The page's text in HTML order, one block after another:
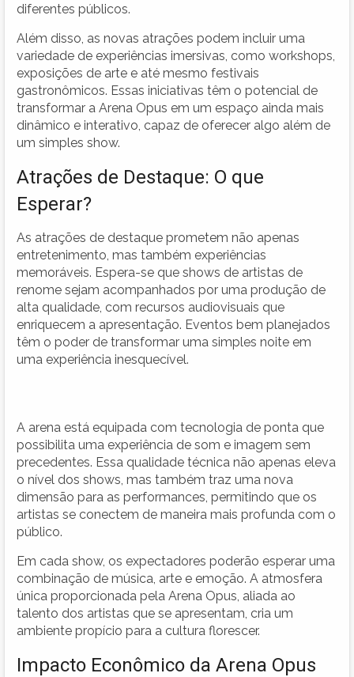
diferentes públicos.
Além disso, as novas atrações podem incluir uma
variedade de experiências imersivas, como workshops,
exposições de arte e até mesmo festivais
gastronômicos. Essas iniciativas têm o potencial de
transformar a Arena Opus em um espaço ainda mais
dinâmico e interativo, capaz de oferecer algo além de
um simples show.
Atrações de Destaque: O que
Esperar?
As atrações de destaque prometem não apenas
entretenimento, mas também experiências
memoráveis. Espera-se que shows de artistas de
renome sejam acompanhados por uma produção de
alta qualidade, com recursos audiovisuais que
enriquecem a apresentação. Eventos bem planejados
têm o poder de transformar uma simples noite em
uma experiência inesquecível.
A arena está equipada com tecnologia de ponta que
possibilita uma experiência de som e imagem sem
precedentes. Essa qualidade técnica não apenas eleva
o nível dos shows, mas também traz uma nova
dimensão para as performances, permitindo que os
artistas se conectem de maneira mais profunda com o
público.
Em cada show, os expectadores poderão esperar uma
combinação de música, arte e emoção. A atmosfera
única proporcionada pela Arena Opus, aliada ao
talento dos artistas que se apresentam, cria um
ambiente propício para a cultura florescer.
Impacto Econômico da Arena Opus